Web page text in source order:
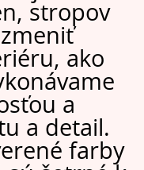
stropov
ako
a
a detail.
farby